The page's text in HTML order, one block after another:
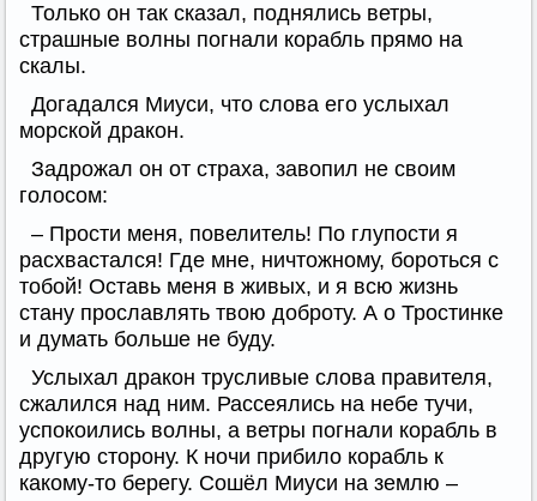
Только он так сказал, поднялись ветры,
страшные волны погнали корабль прямо на
скалы.
Догадался Миуси, что слова его услыхал
морской дракон.
Задрожал он от страха, завопил не своим
голосом:
– Прости меня, повелитель! По глупости я
расхвастался! Где мне, ничтожному, бороться с
тобой! Оставь меня в живых, и я всю жизнь
стану прославлять твою доброту. А о Тростинке
и думать больше не буду.
Услыхал дракон трусливые слова правителя,
сжалился над ним. Рассеялись на небе тучи,
успокоились волны, а ветры погнали корабль в
другую сторону. К ночи прибило корабль к
какому-то берегу. Сошёл Миуси на землю –